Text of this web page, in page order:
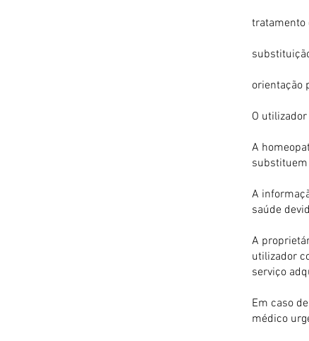
tratamento
orientação
O
A
A
saúde
A
utilizador
serviço
Em caso
médico